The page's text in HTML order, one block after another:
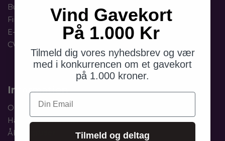
Butikkens åbningstider:
Se her
Find os
E-mail os:
hej@houseofstars.dk
CVR.: 42 51 47 48
Information
Om House of Stars
Handelsbetingelser
Åbningstider
Vind Gavekort
På 1.000 Kr
Tilmeld dig vores nyhedsbrev og vær
med i konkurrencen om et gavekort
på 1.000 kroner.
Din Email
Tilmeld og deltag